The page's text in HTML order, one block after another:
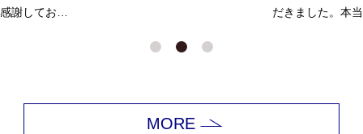
ず、努力いただ
MORE